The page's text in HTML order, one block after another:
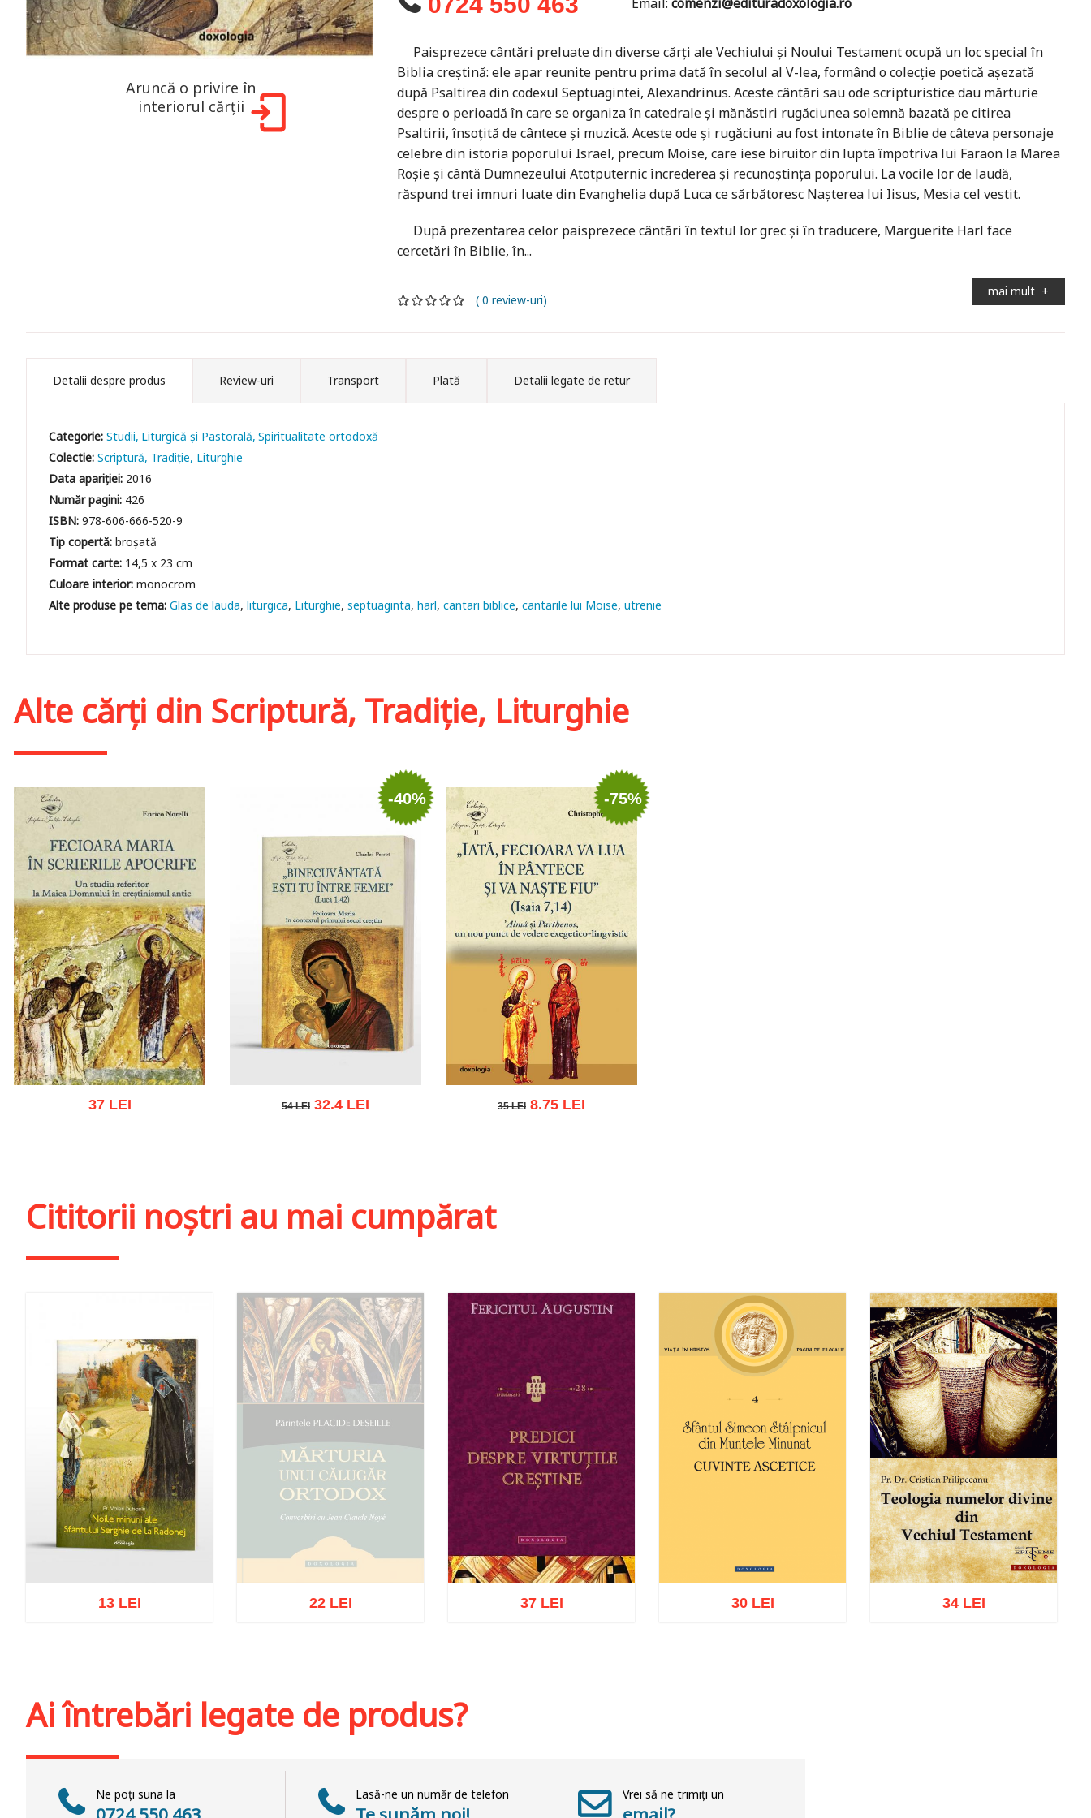
Aruncă o privire în
interiorul cărții
Paisprezece cântări preluate din diverse cărți ale Vechiului și Noului Testament ocupă un loc special în
Biblia creștină: ele apar reunite pentru prima dată în secolul al V-lea, formând o colecție poetică aşezată
după Psaltirea din codexul Septuagintei, Alexandrinus. Aceste cântări sau ode scripturistice dau mărturie
despre o perioadă în care se organiza în catedrale şi mănăstiri rugăciunea solemnă bazată pe citirea
Psaltirii, însoţită de cântece și muzică. Aceste ode și rugăciuni au fost intonate în Biblie de câteva personaje
celebre din istoria poporului Israel, precum Moise, care iese biruitor din lupta împotriva lui Faraon la Marea
Roșie şi cântă Dumnezeului Atotputernic încrederea şi recunoștința poporului. La vocile lor de laudă,
răspund trei imnuri luate din Evanghelia după Luca ce sărbătoresc Nașterea lui Iisus, Mesia cel vestit.
După prezentarea celor paisprezece cântări în textul lor grec și în traducere, Marguerite Harl face
cercetări în Biblie, în...
mai mult +
( 0 review-uri)
Detalii despre produs Review-uri Transport Plată Detalii legate de retur
Categorie:Studii Liturgică şi Pastorală Spiritualitate ortodoxă
Colectie:Scriptură, Tradiţie, Liturghie
Data apariției: 2016
Număr pagini: 426
ISBN:978-606-666-520-9
Tip copertă:broșată
Format carte: 14,5 x 23 cm
Culoare interior:monocrom
Glas de lauda liturgica Liturghie septuaginta harl cantari biblice cantarile lui Moise utrenie
Alte cărți din Scriptură, Tradiţie, Liturghie
37 LEI
-40%
54 LEI 32.4 LEI
-75%
35 LEI 8.75 LEI
Cititorii noștri au mai cumpărat
13 LEI 22 LEI 37 LEI 30 LEI 34 LEI
Ai întrebări legate de produs?
Ne poți suna la Lasă-ne un număr de telefon Vrei să ne trimiți un